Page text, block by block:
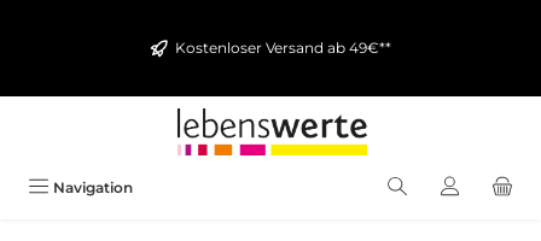
Kostenloser Versand ab 49€**
Navigation